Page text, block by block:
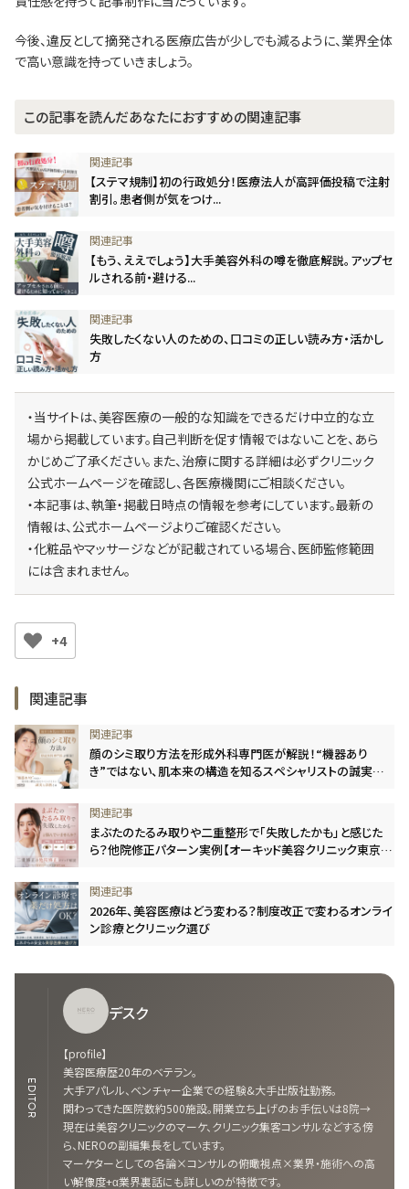
今後、違反として摘発される医療広告が少しでも減るように、業界全体
で高い意識を持っていきましょう。
この記事を読んだあなたにおすすめの関連記事
【ステマ規制】初の行政処分！医療法人が高評価投稿で注射
割引。患者側が気をつけ...
【もう、ええでしょう】大手美容外科の噂を徹底解説。アップセ
ルされる前・避ける...
失敗したくない人のための、口コミの正しい読み方・活かし
方
・当サイトは、美容医療の一般的な知識をできるだけ中立的な立
場から掲載しています。自己判断を促す情報ではないことを、あら
かじめご了承ください。また、治療に関する詳細は必ずクリニック
公式ホームページを確認し、各医療機関にご相談ください。
・本記事は、執筆・掲載日時点の情報を参考にしています。最新の
情報は、公式ホームページよりご確認ください。
・化粧品やマッサージなどが記載されている場合、医師監修範囲
には含まれません。
+4
関連記事
顔のシミ取り方法を形成外科専門医が解説！“機器あり
き”ではない、肌本来の構造を知るスペシャリストの誠実な
まぶたのたるみ取りや二重整形で「失敗したかも」と感じた
ら？他院修正パターン実例【オーキッド美容クリニック東京御
2026年、美容医療はどう変わる？制度改正で変わるオンライ
ン診療とクリニック選び
EDITOR
デスク
【profile】
美容医療歴20年のベテラン。
大手アパレル、ベンチャー企業での経験&大手出版社勤務。
関わってきた医院数約500施設。開業立ち上げのお手伝いは8院→
現在は美容クリニックのマーケ、クリニック集客コンサルなどする傍
ら、NEROの副編集長をしています。
マーケターとしての各論×コンサルの俯瞰視点×業界・施術への高
い解像度+α業界裏話にも詳しいのが特徴です。